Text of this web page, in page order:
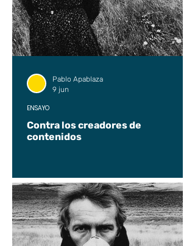
Contra los creadores de
contenidos
ENSAYO
Pablo Apablaza
9 jun